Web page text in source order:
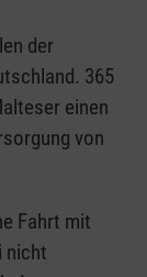
der
365
einen
von
Fahrt mit
nicht